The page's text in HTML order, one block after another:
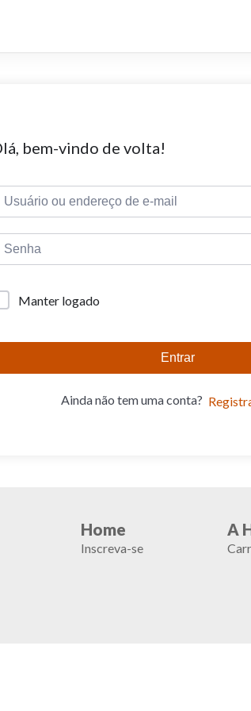
bem-vindo de volta!
Manter logado
Entrar
Ainda não tem uma conta?
Home
Inscreva-se
A